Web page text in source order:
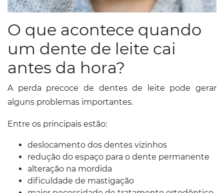
O que acontece quando
um dente de leite cai
antes da hora?
A perda precoce de dentes de leite pode gerar
alguns problemas importantes.
Entre os principais estão:
deslocamento dos dentes vizinhos
redução do espaço para o dente permanente
alteração na mordida
dificuldade de mastigação